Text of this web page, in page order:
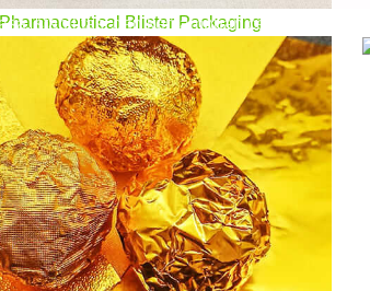
stabilitas, dan kemampuan cetak,
penyegelan yang andal dan
simpan obat yang lebih lama.